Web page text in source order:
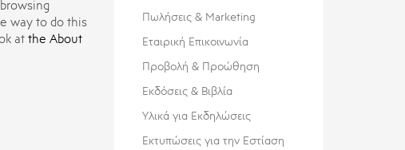
way to do this
at the About
Πωλήσεις & Marketing
Εταιρική Επικοινωνία
Προβολή & Προώθηση
Εκδόσεις & Βιβλία
Υλικά για Εκδηλώσεις
Εκτυπώσεις για την Εστίαση